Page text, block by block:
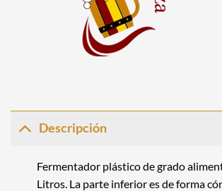
Descripción
Fermentador plásticode grado
Litros. La parte inferior es de forma